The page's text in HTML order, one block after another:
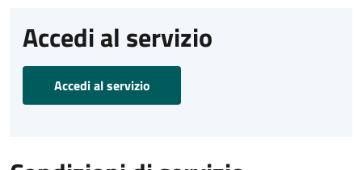
Accedi al servizio
Accedi al servizio